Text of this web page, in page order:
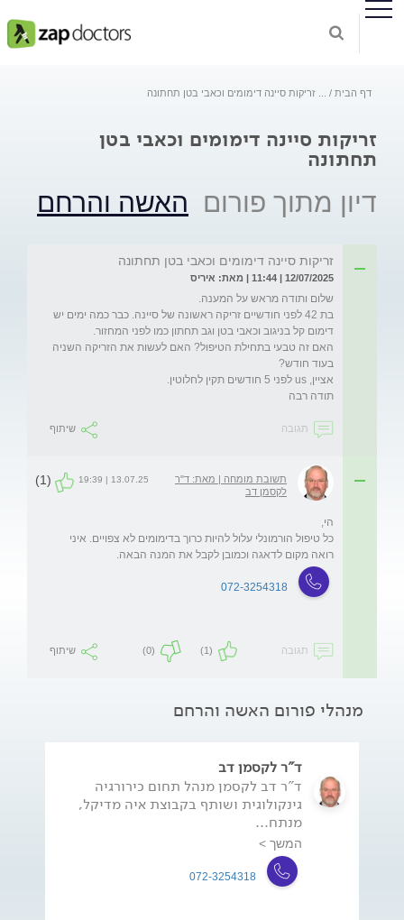
דף הבית זריקות סיינה דימומים וכאבי בטן תחתונה
זריקות סיינה דימומים וכאבי בטן
תחתונה
דיון מתוך פורום האשה והרחם
זריקות סיינה דימומים וכאבי בטן תחתונה
12/07/2025 | 11:44 | מאת: איריס
בת 42 לפני חודשיים זריקה ראשונה של סיינה. כבר כמה ימים יש
האם זה טבעי בתחילת הטיפול? האם לעשות את הזריקה השניה
תודה רבה
תגובה שיתוף
תשובת מומחה | מאת: ד"ר
לקסמן דב
13.07.25 | 19:39
(1)
כל טיפול הורמונלי עלול להיות כרוך בדימומים לא צפויים. איני
רואה מקום לדאגה וכמובן לקבל את המנה הבאה.
072-3254318
תגובה (1)
(0) שיתוף
מנהלי פורום האשה והרחם
ד"ר לקסמן דב
ד"ר דב לקסמן מנהל תחום כירורגיה
גינקולוגית ושותף בקבוצת איה מדיקל,
מנתח...
המשך >
072-3254318